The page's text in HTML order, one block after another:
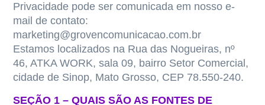
Privacidade pode ser comunicada em nosso e-
mail de contato:
marketing@grovencomunicacao.com.br
Estamos localizados na Rua das Nogueiras, nº
46, ATKA WORK, sala 09, bairro Setor Comercial,
cidade de Sinop, Mato Grosso, CEP 78.550-240.
SEÇÃO 1 – QUAIS SÃO AS FONTES DE